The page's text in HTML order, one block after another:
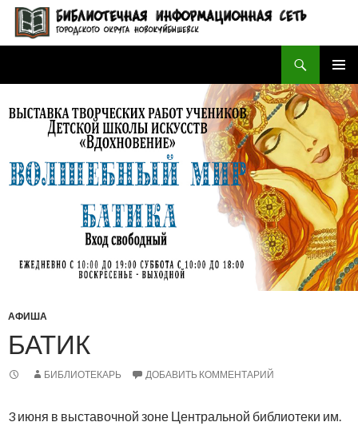
БИБЛИОТЕЧНАЯ ИНФОРМАЦИОННАЯ СЕТЬ городского округа Новокуйбышевск
МЕНЮ
СОДЕРЖИМОМУ
АФИША
БАТИК
БИБЛИОТЕКАРЬ ДОБАВИТЬ КОММЕНТАРИЙ
3 июня в выставочной зоне Центральной библиотеки им.